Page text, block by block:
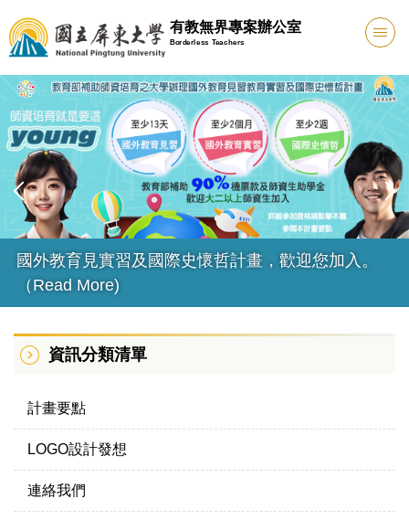
到
主
要
內
容
區
有教無界專案辦公室
Borderless Teachers
國外教育見實習及國際史懷哲計畫，歡迎您加入。
（Read More)
資訊分類清單
計畫要點
LOGO設計發想
連絡我們